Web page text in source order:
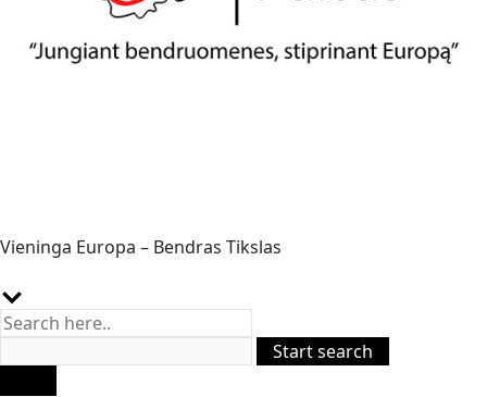
Vieninga Europa – Bendras Tikslas